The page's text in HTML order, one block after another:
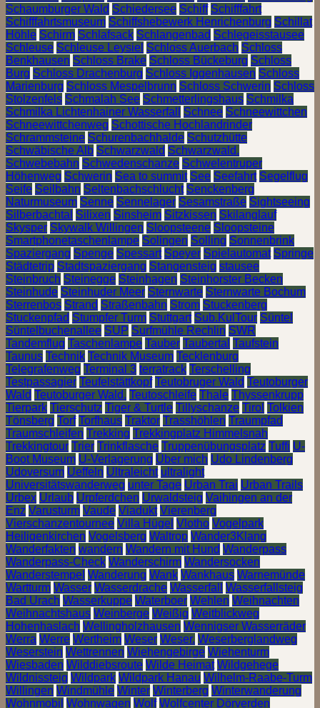
Schaumburger Wald Schiedersee Schiff Schifffahrt
Schifffahrtsmuseum Schiffshebewerk Henrichenburg Schillat
Höhle Schirm Schlafsack Schlangenbad Schlegeisstausee
Schleuse Schleuse Leysiel Schloss Auerbach Schloss
Benkhausen Schloss Brake Schloss Bückeburg Schloss
Burg Schloss Drachenburg Schloss Iggenhausen Schloss
Marienburg Schloss Mespelbrunn Schloss Schwerin Schloss
Stolzenfels Schmalah See Schmetterlingshaus Schmilka
Schmilka Lichtenhainer Wasserfall
Schnee Schneewittchen
Schneewittchenweg Schottische Hochlandrinder
Schrammsteine Schurenbachhalde Schutzhütte
Schwäbische Alb Schwarzwald Schwarzwald.
Schwebebahn Schwedenschanze Schwelentruper
Höhenweg Schwerin Sea to summit See Seefahrt Segelflug
Seife Seilbahn Seltenbachschlucht Senckenberg
Naturmuseum Senne Sennelager Sesamstraße Sightseeing
Silberbachtal Silixen Sinsheim Sitzkissen Skilanglauf
Skysper Skywalk Willingen Sloopsteene Sloopsteine
Smartphonetaschenlampe Solingen Solling Sonnenbrink
Spaziergang Spenge Spessart Speyer Spielautomat Springe
Städtetrip Stadtspaziergang Stangensteig stausee
Steinbruch Steinegge Steinhagen Steinhorster Becken
Steinhude Steinhuder Meer Sternwarte Sternwarte Bochum
Sterrenbos Strand Straßenbahn Strom Stuckenberg
Stuckenpfad Stumpfer Turm Stuttgart Sub.KulTour Süntel
Süntelbuchenallee SUP Surfmühle Rechlin SWR
Tandemflug Taschenlampe Tauber Taubertal Taufstein
Taunus Technik Technik Museum Tecklenburg
Telegrafenweg Terminal 3 terratrack Terschelling
Testpassagier Teufelstättkopf Teutobruger Wald Teutoburger
Wald Teutoburger Wald. Teutoschleife Thale Thyssenkrupp
Tierpark Tierschutz Tiger & Turtle Tillyschanze Tirol Tolkien
Tönsberg Torf Torfhaus Traktor Trasshöhlen Traumpfad
Traumschleifen Trekking Trekkingplatz Himmelsnah
Trekkingtour Trier Trinkflasche Truppenübungsplatz Tuffi U-
Boot Museum U-Verlagerung Über mich Udo Lindenberg
Udoversum Ueffeln Ultraleicht ultralight
Universitätswanderweg unter Tage Urban Trai Urban Trails
Urbex Urlaub Urpferdchen Urwaldsteig Vaihingen an der
Enz Varusturm Vaude Viadukt Vierenberg
Vierschanzentournee Villa Hügel Vlotho Vogelpark
Heiligenkirchen Vogelsberg Waltrop Wander3Klang
Wanderfakten wandern Wandern mit Hund Wanderpass
Wanderpass-Check Wanderschirm Wandersocken
Wanderstempel Wanderung Wank Wankhaus Warnemünde
Wartturm Wasser Wasserdrache Wasserfall
Wasserfallsteig
Bad Urach Wasserkuppe Waterboer Wehlen Weihnachten
Weihnachtshaus Weinberge Weißig Weitblickweg
Hohenhaslach Wellingholzhausen Wennigser Wasserräder
Werra Werre Wertheim Weser Weser. Weserberglandweg
Weserstein Wettrennen Wiehengebirge Wiehenturm
Wiesbaden Wilddiebsroute Wilde Heimat Wildgehege
Wildnissteig Wildpark Wildpark Hanau Wilhelm-Raabe-Turm
Willingen Windmühle Winter Winterberg Winterwanderung
Wohnmobil Wohnwagen Wolf Wolfcenter Dörverden